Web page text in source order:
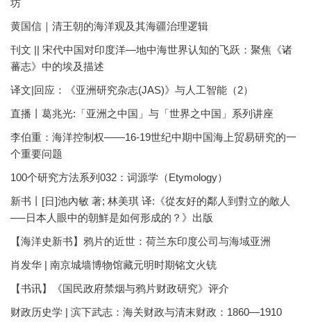
坊
黄国信｜清王朝的海洋观及其海疆治理逻辑
刊文 || 宋代中国对印度洋—地中海世界认知的飞跃：聚焦《诸
蕃志》中的埃及描述
译文|回应：《亚洲研究杂志(JAS)》与人工智能（2）
直播丨葛兆光:「亚洲之中国」与「世界之中国」系列讲座
李伯重：海洋控制权——16-19世纪中期中国海上贸易研究的一
个重要问题
100个研究方法系列032：词源学（Etymology）
新书丨[日]池內敏 著; 林美琪 译:《從友好的鄰人到對立的敵人
──日本人眼中的朝鮮是如何形成的？》出版
【海洋史新书】鸦片的近世：荷兰东印度公司与海域亚洲
肖发华 | 南京城墙博物馆藏元明时期铭文火铳
【书讯】《国民政府禁烟与鸦片财政研究》评介
财政历史学 | 滨下武志：海关财政与清末财政：1860—1910